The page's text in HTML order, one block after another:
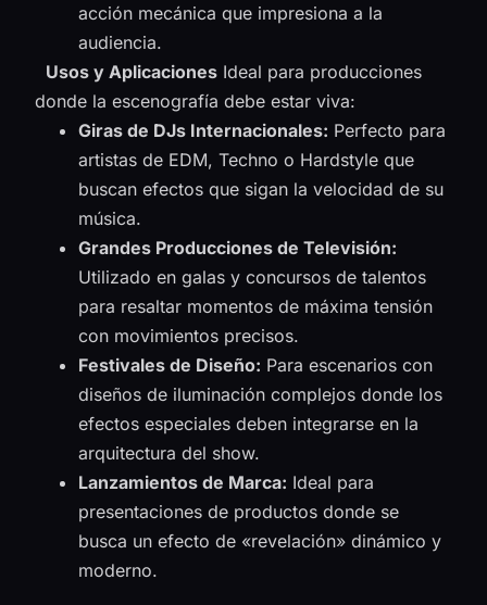
acción mecánica que impresiona a la
audiencia.
Usos y Aplicaciones Ideal para producciones
donde la escenografía debe estar viva:
Giras de DJs Internacionales: Perfecto para
artistas de EDM, Techno o Hardstyle que
buscan efectos que sigan la velocidad de su
música.
Grandes Producciones de Televisión:
Utilizado en galas y concursos de talentos
para resaltar momentos de máxima tensión
con movimientos precisos.
Festivales de Diseño: Para escenarios con
diseños de iluminación complejos donde los
efectos especiales deben integrarse en la
arquitectura del show.
Lanzamientos de Marca: Ideal para
presentaciones de productos donde se
busca un efecto de «revelación» dinámico y
moderno.